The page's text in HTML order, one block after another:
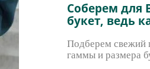
Соберем для
букет, ведь
Подберем свежий
гаммы и размера